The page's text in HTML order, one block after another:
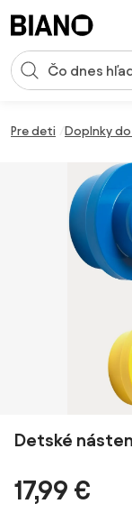
Vstup pre
Pre deti Doplnky
Detské
17,99 €